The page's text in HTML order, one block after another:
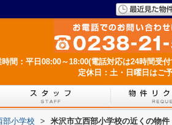
時間：平日08:00～18:00(電話対応は24時間受
定休日：土・日曜日はご
部小学校 > 米沢市立西部小学校の近くの物件